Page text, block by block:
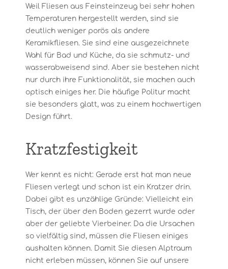
Weil Fliesen aus Feinsteinzeug bei sehr hohen
Temperaturen hergestellt werden, sind sie
deutlich weniger porös als andere
Keramikfliesen. Sie sind eine ausgezeichnete
Wahl für Bad und Küche, da sie schmutz- und
wasserabweisend sind. Aber sie bestehen nicht
nur durch ihre Funktionalität, sie machen auch
optisch einiges her. Die häufige Politur macht
sie besonders glatt, was zu einem hochwertigen
Design führt.
Kratzfestigkeit
Wer kennt es nicht: Gerade erst hat man neue
Fliesen verlegt und schon ist ein Kratzer drin.
Dabei gibt es unzählige Gründe: Vielleicht ein
Tisch, der über den Boden gezerrt wurde oder
aber der geliebte Vierbeiner. Da die Ursachen
so vielfältig sind, müssen die Fliesen einiges
aushalten können. Damit Sie diesen Alptraum
nicht erleben müssen, können Sie auf unsere